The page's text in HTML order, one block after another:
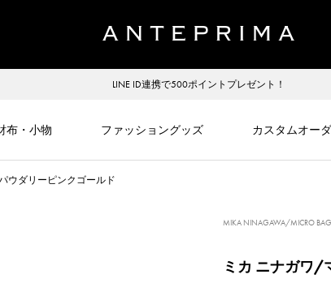
LINE ID連携で500ポイントプレゼント！
布・小物 ファッショングッズ カスタムオー
ウダリーピンクゴールド
MIKA NINAGAWA/MICRO
ミカ ニナガワ/